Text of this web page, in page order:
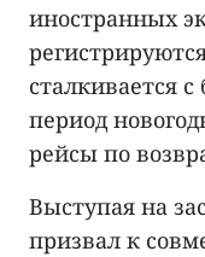
иностранных
сталкивается
период
рейсы по
Выступая на
призвал к